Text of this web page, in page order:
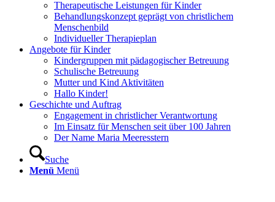
Therapeutische Leistungen für Kinder
Behandlungskonzept geprägt von christlichem
Menschenbild
Individueller Therapieplan
Angebote für Kinder
Kindergruppen mit pädagogischer Betreuung
Schulische Betreuung
Mutter und Kind Aktivitäten
Hallo Kinder!
Geschichte und Auftrag
Engagement in christlicher Verantwortung
Im Einsatz für Menschen seit über 100 Jahren
Der Name Maria Meeresstern
Suche
Menü Menü